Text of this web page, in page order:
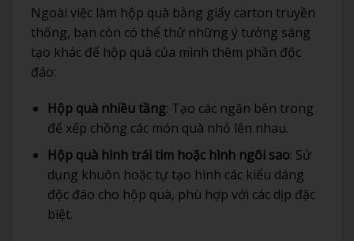
Ngoài việc làm hộp quà bằng giấy carton truyền
thống, bạn còn có thể thử những ý tưởng sáng
tạo khác để hộp quà của mình thêm phần độc
đáo:
Hộp quà nhiều tầng: Tạo các ngăn bên trong
để xếp chồng các món quà nhỏ lên nhau.
Hộp quà hình trái tim hoặc hình ngôi sao: Sử
dụng khuôn hoặc tự tạo hình các kiểu dáng
độc đáo cho hộp quà, phù hợp với các dịp đặc
biệt.